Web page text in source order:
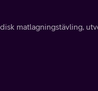
matlagningstävling,